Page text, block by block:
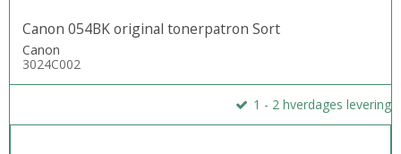
Canon 054BK original tonerpatron Sort
Canon
3024C002
1 - 2 hverdages levering